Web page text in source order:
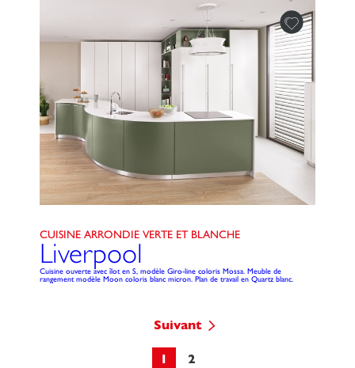
CUISINE ARRONDIE VERTE ET BLANCHE
Liverpool
Cuisine ouverte avec îlot en S, modèle Giro-line coloris Mossa. Meuble de
rangement modèle Moon coloris blanc micron. Plan de travail en Quartz blanc.
1 2
Suivant